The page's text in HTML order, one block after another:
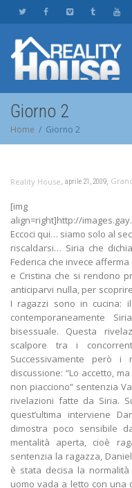
Giorno 2
Home Giorno 2
Reality House, aprile 21, 2009,
[img
align=right]http://
Eccoci qui… siamo solo al
riscaldarsi… Siria che
Federica che invece
e Cristina che si rendono
anticiparvi nulla, per
I ragazzi sono in cucina:
contemporaneamente
bisessuale. Questa
scalpore tra i
Successivamente però
discussione: “Lo accetto,
non piacciono” sentenzia
rivelazioni fatte da Siria.
quest’ultima interviene
dimostra poco sensibile
mentalità aperta, cioè
sentenzia la ragazza,
è stata decisa la normalità
uomo vada a letto con